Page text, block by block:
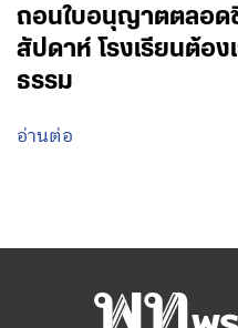
ถอนใบอนุญาตตลอด
สัปดาห์ โรงเรียนต้อง
ธรรม
อ่านต่อ